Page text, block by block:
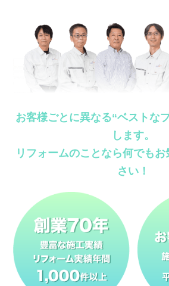
お客様ごとに異なる“ベストな
します。
リフォームのことなら何でも
さい！